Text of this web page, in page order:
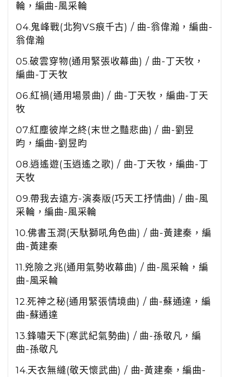
輪，編曲-風采輪
04.鬼峰戰(北狗VS痕千古) / 曲-翁偉瀚，編曲-
翁偉瀚
05.破雲穿物(通用緊張收幕曲) / 曲-丁天牧，
編曲-丁天牧
06.紅禍(通用場景曲) / 曲-丁天牧，編曲-丁天
牧
07.紅塵彼岸之終(末世之豔悲曲) / 曲-劉昱
昀，編曲-劉昱昀
08.逍遙遊(玉逍遙之歌) / 曲-丁天牧，編曲-丁
天牧
09.帶我去遠方-演奏版(巧天工抒情曲) / 曲-風
采輪，編曲-風采輪
10.佛書玉澗(天馱獅吼角色曲) / 曲-黃建秦，編
曲-黃建秦
11.兇險之兆(通用氣勢收幕曲) / 曲-風采輪，編
曲-風采輪
12.死神之秘(通用緊張情境曲) / 曲-蘇通達，編
曲-蘇通達
13.鋒嘯天下(寒武紀氣勢曲) / 曲-孫敬凡，編
曲-孫敬凡
14.天衣無縫(敬天懷武曲) / 曲-黃建秦，編曲-